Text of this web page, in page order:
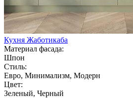
Кухня Жаботикаба
Материал фасада:
Шпон
Стиль:
Евро, Минимализм, Модерн
Цвет:
Зеленый, Черный